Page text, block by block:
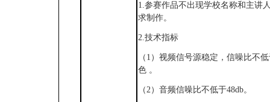
1.参赛作品不出现学校名称和主讲
求制作。
2.技术指标
（ 1）视频信号源稳定，信噪比不
色 。
（2）音频信噪比不低于48db。